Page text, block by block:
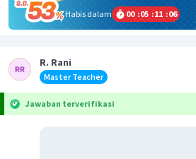
Habis dalam
00 :05 :11 :06
R. Rani
Master Teacher
Jawaban terverifikasi